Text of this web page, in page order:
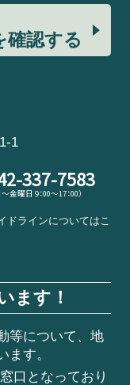
確認する
1
337-7583
金曜日 9：00～17：00）
ドラインについてはこ
ます！
等について、地
す。
口となっており